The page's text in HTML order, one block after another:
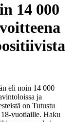
14 000
eli noin 14 000
ja
on Tutustu
vuotiaille. Haku